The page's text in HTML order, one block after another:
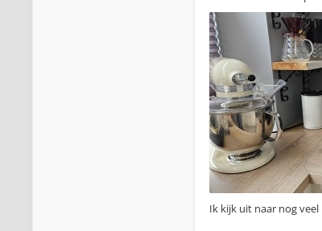
Ik kijk uit naar nog